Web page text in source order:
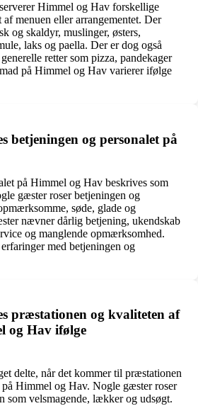
Himmel og Hav forskellige
menuen eller arrangementet. Der
og skaldyr, muslinger, østers,
laks og paella. Der er dog også
retter som pizza, pandekager
på Himmel og Hav varierer ifølge
betjeningen og personalet på
på Himmel og Hav beskrives som
gæster roser betjeningen og
søde, glade og
nævner dårlig betjening, ukendskab
og manglende opmærksomhed.
med betjeningen og
præstationen og kvaliteten af
og Hav ifølge
delte, når det kommer til præstationen
Himmel og Hav. Nogle gæster roser
som velsmagende, lækker og udsøgt.